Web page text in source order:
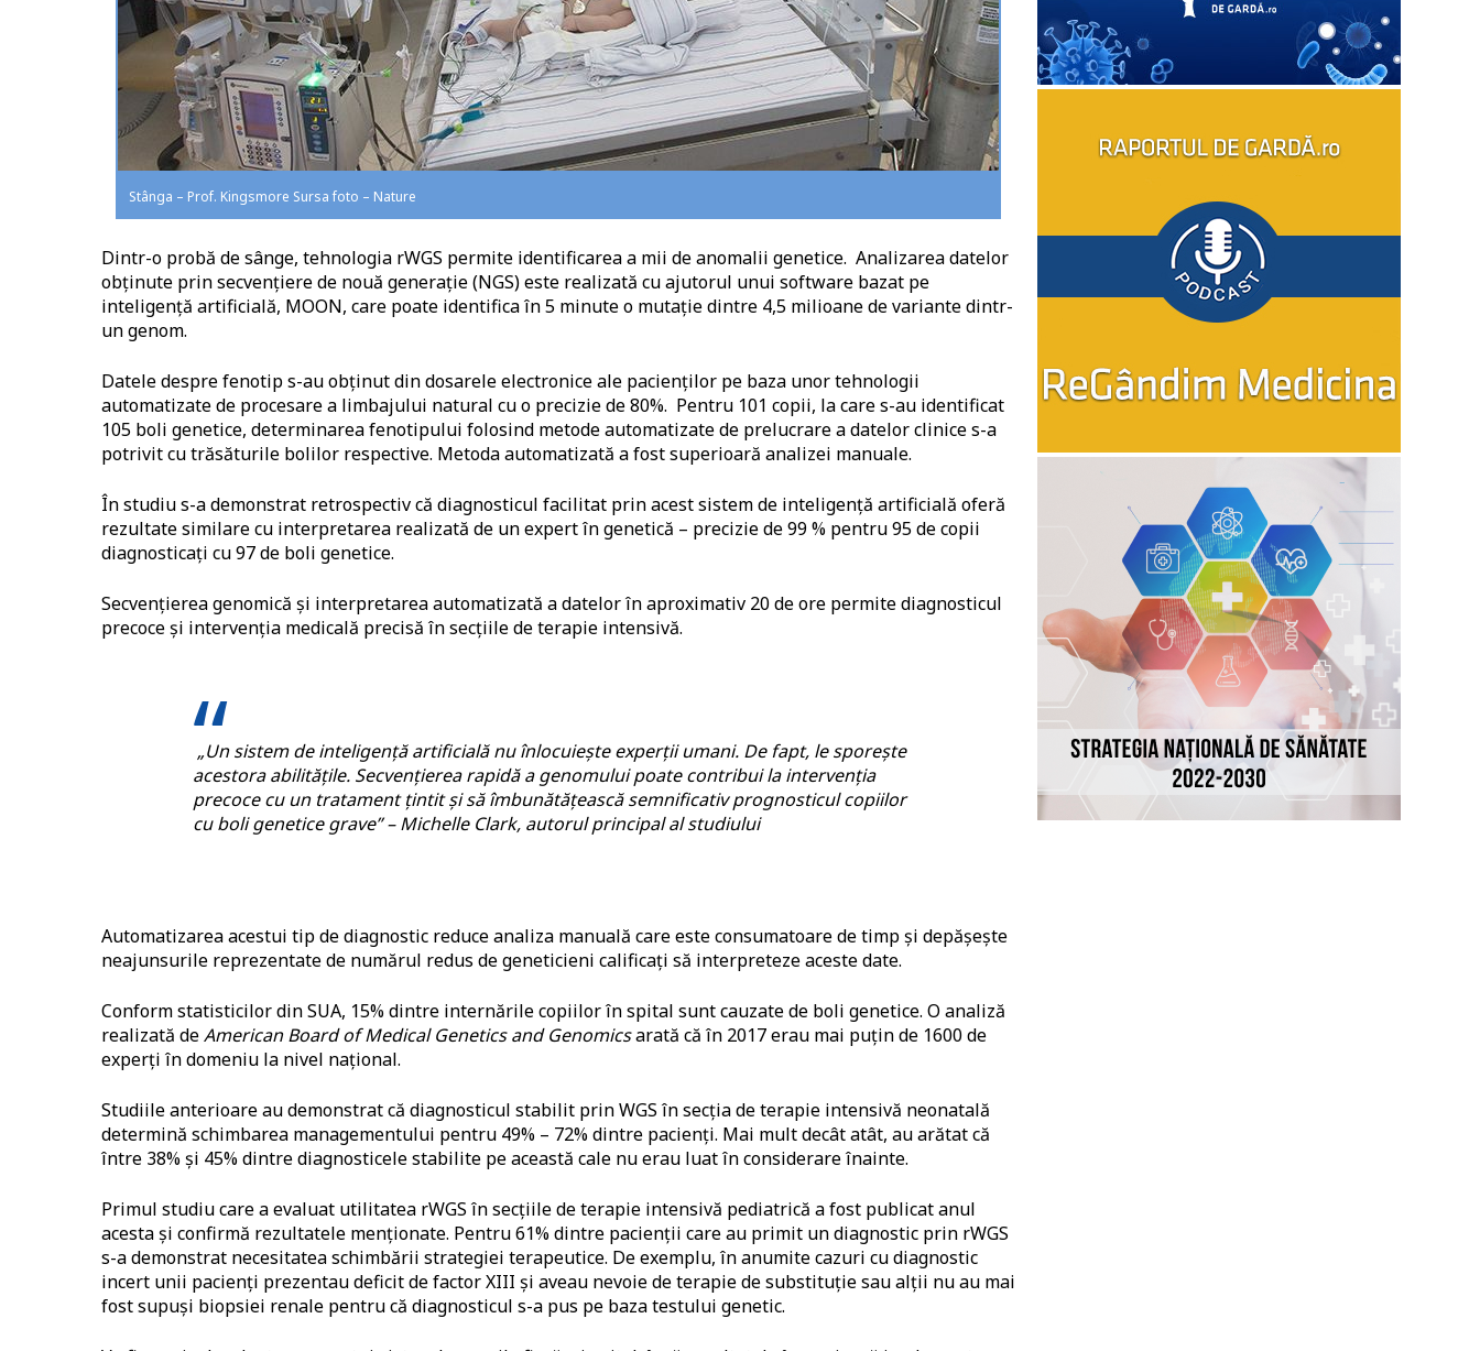
Stânga – Prof. Kingsmore Sursa foto – Nature
Dintr-o probă de sânge, tehnologia rWGS permite identificarea a mii de anomalii genetice. Analizarea datelor
obținute prin secvențiere de nouă generație (NGS) este realizată cu ajutorul unui software bazat pe
inteligență artificială, MOON, care poate identifica în 5 minute o mutație dintre 4,5 milioane de variante dintr-
un genom.
Datele despre fenotip s-au obținut din dosarele electronice ale pacienților pe baza unor tehnologii
automatizate de procesare a limbajului natural cu o precizie de 80%. Pentru 101 copii, la care s-au identificat
105 boli genetice, determinarea fenotipului folosind metode automatizate de prelucrare a datelor clinice s-a
potrivit cu trăsăturile bolilor respective. Metoda automatizată a fost superioară analizei manuale.
În studiu s-a demonstrat retrospectiv că diagnosticul facilitat prin acest sistem de inteligență artificială oferă
rezultate similare cu interpretarea realizată de un expert în genetică – precizie de 99 % pentru 95 de copii
diagnosticați cu 97 de boli genetice.
Secvențierea genomică și interpretarea automatizată a datelor în aproximativ 20 de ore permite diagnosticul
precoce și intervenția medicală precisă în secțiile de terapie intensivă.
„Un sistem de inteligență artificială nu înlocuiește experții umani. De fapt, le sporește
acestora abilitățile. Secvențierea rapidă a genomului poate contribui la intervenția
precoce cu un tratament țintit și să îmbunătățească semnificativ prognosticul copiilor
cu boli genetice grave” – Michelle Clark, autorul principal al studiului
Automatizarea acestui tip de diagnostic reduce analiza manuală care este consumatoare de timp și depășește
neajunsurile reprezentate de numărul redus de geneticieni calificați să interpreteze aceste date.
Conform statisticilor din SUA, 15% dintre internările copiilor în spital sunt cauzate de boli genetice. O analiză
realizată deAmerican Board of Medical Genetics and Genomicsarată că în 2017 erau mai puțin de 1600 de
experți în domeniu la nivel național.
Studiile anterioare au demonstrat că diagnosticul stabilit prin WGS în secția de terapie intensivă neonatală
determină schimbarea managementului pentru 49% – 72% dintre pacienți. Mai mult decât atât, au arătat că
între 38% și 45% dintre diagnosticele stabilite pe această cale nu erau luat în considerare înainte.
Primul studiu care a evaluat utilitatea rWGS în secțiile de terapie intensivă pediatrică a fost publicat anul
acesta și confirmă rezultatele menționate. Pentru 61% dintre pacienții care au primit un diagnostic prin rWGS
s-a demonstrat necesitatea schimbării strategiei terapeutice. De exemplu, în anumite cazuri cu diagnostic
incert unii pacienți prezentau deficit de factor XIII și aveau nevoie de terapie de substituție sau alții nu au mai
fost supuși biopsiei renale pentru că diagnosticul s-a pus pe baza testului genetic.